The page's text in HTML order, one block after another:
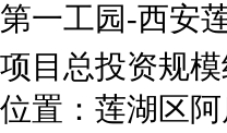
第一工园-西安
项目总投资规
位置：莲湖区